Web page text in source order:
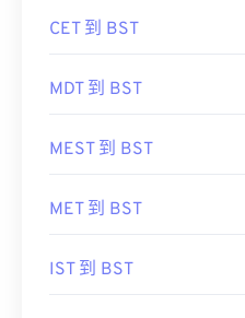
CET 到 BST
MDT 到 BST
MEST 到 BST
MET 到 BST
IST 到 BST